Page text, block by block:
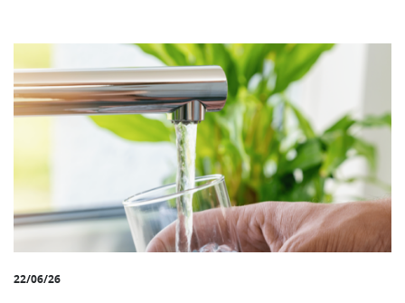
22/06/26